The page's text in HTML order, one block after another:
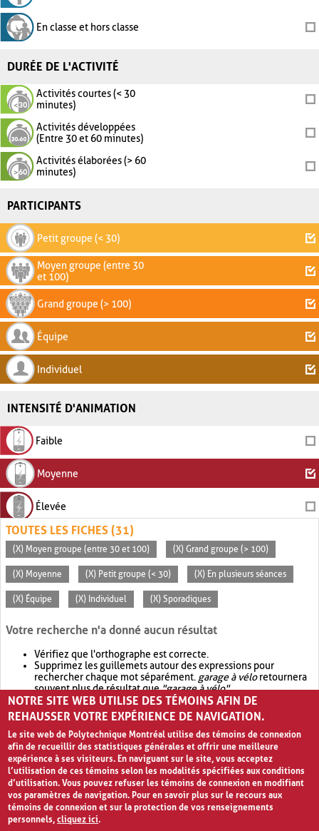
En classe et hors classe
DURÉE DE L'ACTIVITÉ
Activités courtes (< 30
minutes)
Activités développées
(Entre 30 et 60 minutes)
Activités élaborées (> 60
minutes)
PARTICIPANTS
Petit groupe (< 30)
Moyen groupe (entre 30
et 100)
Grand groupe (> 100)
Équipe
Individuel
INTENSITÉ D'ANIMATION
Faible
Moyenne
Élevée
TOUTES LES FICHES (31)
(X) Moyen groupe (entre 30 et 100) (X) Grand groupe (> 100)
(X) Moyenne (X) Petit groupe (< 30) (X) En plusieurs séances
(X) Équipe (X) Individuel (X) Sporadiques
Votre recherche n'a donné aucun résultat
Vérifiez que l'orthographe est correcte.
Supprimez les guillemets autour des expressions pour
rechercher chaque mot séparément. garage à véloretournera
souvent plus de résultat que"garage à vélo".
Envisagez d'élargir votre recherche avec OR.garage OR vélo
retournera souvent plus de résultat quegarage à vélo
NOTRE SITE WEB UTILISE DES TÉMOINS AFIN DE
REHAUSSER VOTRE EXPÉRIENCE DE NAVIGATION.
Le site web de Polytechnique Montréal utilise des témoins de connexion
afin de recueillir des statistiques générales et offrir une meilleure
expérience à ses visiteurs. En naviguant sur le site, vous acceptez
l’utilisation de ces témoins selon les modalités spécifiées aux conditions
d’utilisation. Vous pouvez refuser les témoins de connexion en modifiant
vos paramètres de navigation. Pour en savoir plus sur le recours aux
témoins de connexion et sur la protection de vos renseignements
personnels,cliquez ici.